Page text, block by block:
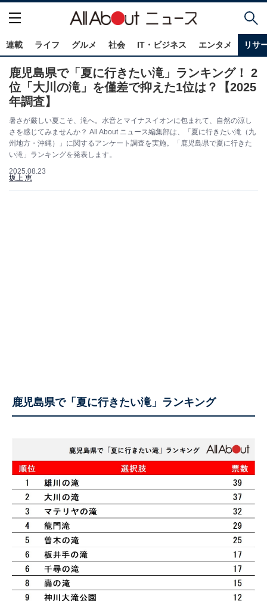
連載 ライフ グルメ 社会 IT・ビジネス エンタメ リサ
鹿児島県で「夏に行きたい滝」ランキング！ 2
位「大川の滝」を僅差で抑えた1位は？【2025
年調査】
暑さが厳しい夏こそ、滝へ。水音とマイナスイオンに包まれて、自然の涼し
さを感じてみませんか？ All About ニュース編集部は、「夏に行きたい滝（九
州地方・沖縄）」に関するアンケート調査を実施。「鹿児島県で夏に行きた
い滝」ランキングを発表します。
2025.08.23
坂上 恵
鹿児島県で「夏に行きたい滝」ランキング